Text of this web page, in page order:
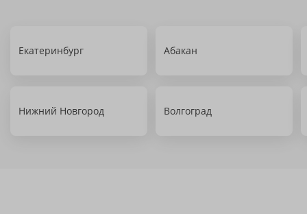
Екатеринбург Абакан
Нижний Новгород Волгоград